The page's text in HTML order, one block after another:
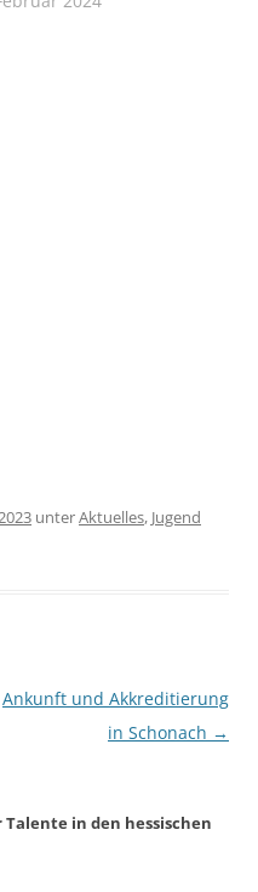
unterAktuelles, Jugend
Ankunft und Akkreditierung
in Schonach →
in den hessischen